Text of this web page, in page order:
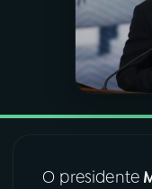
PODCASTS
O presidente